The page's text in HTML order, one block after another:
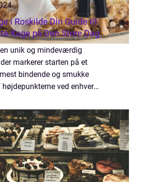
Din Guide til
Kage på Den Store Dag
unik og mindeværdig
markerer starten på et
bindende og smukke
ved enhver
bryllupskagen, et s...